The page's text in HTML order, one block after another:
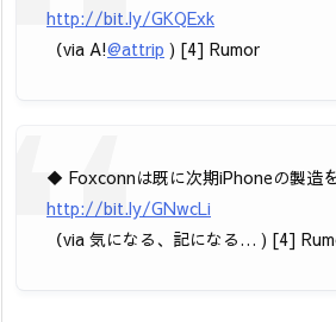
http://bit.ly/GKQExk
（via A!@attrip ) [4] Rumor
◆ Foxconnは既に次期iPhoneの製造
http://bit.ly/GNwcLi
（via 気になる、記になる… ) [4]